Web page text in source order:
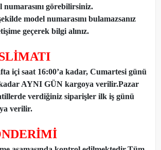
numarasını görebilirsiniz.
model numarasını bulamazsanız
geçerek bilgi alınız.
içi saat 16:00’a kadar, Cumartesi günü
kadar AYNI GÜN kargoya verilir.Pazar
verdiğiniz siparişler ilk iş günü
verilir.